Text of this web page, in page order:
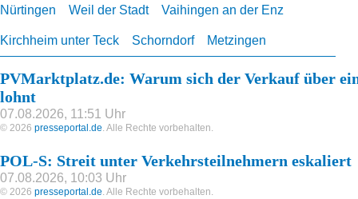
Nürtingen Weil der Stadt Vaihingen an der Enz
Kirchheim unter Teck Schorndorf Metzingen
PVMarktplatz.de: Warum sich der Verkauf über
lohnt
07.08.2026, 11:51 Uhr
© 2026 presseportal.de. Alle Rechte vorbehalten.
POL-S: Streit unter Verkehrsteilnehmern eskaliert
07.08.2026, 10:03 Uhr
© 2026 presseportal.de. Alle Rechte vorbehalten.